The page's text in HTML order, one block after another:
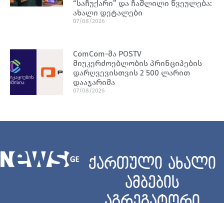
“საჩუქარი” და ჩაშლილი წვეულება:
ახალი დეტალები
07/08/2026
ComCom-მა POSTV
მიუკერძოებლობის პრინციპების
დარღვევისთვის 2 500 ლარით
დააჯარიმა
07/08/2026
ქართული ახალი
ამბების